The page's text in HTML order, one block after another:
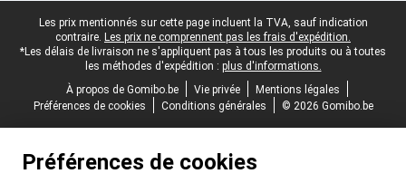
Pied-de-page légal
Les prix mentionnés sur cette page incluent la TVA, sauf indication
contraire. Les prix ne comprennent pas les frais d'expédition.
*Les délais de livraison ne s'appliquent pas à tous les produits ou à toutes
les méthodes d'expédition : plus d'informations.
À propos de Gomibo.be
Vie privée
Mentions légales
Préférences de cookies
Conditions générales © 2026 Gomibo.be
Préférences de cookies